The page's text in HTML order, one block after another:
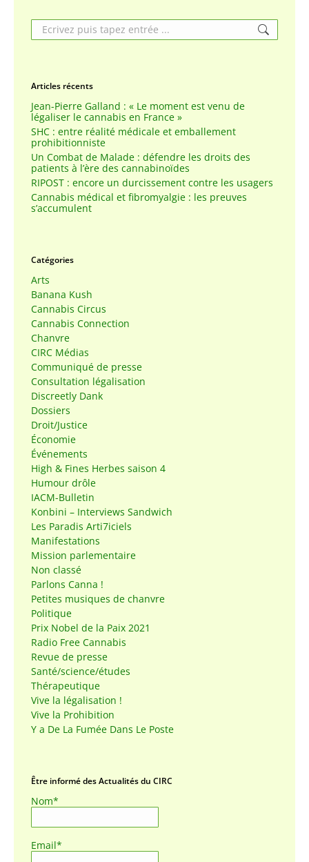
Search:
Articles récents
Jean-Pierre Galland : « Le moment est venu de
légaliser le cannabis en France »
SHC : entre réalité médicale et emballement
prohibitionniste
Un Combat de Malade : défendre les droits des
patients à l’ère des cannabinoïdes
RIPOST : encore un durcissement contre les usagers
Cannabis médical et fibromyalgie : les preuves
s’accumulent
Catégories
Arts
Banana Kush
Cannabis Circus
Cannabis Connection
Chanvre
CIRC Médias
Communiqué de presse
Consultation légalisation
Discreetly Dank
Dossiers
Droit/Justice
Économie
Événements
High & Fines Herbes saison 4
Humour drôle
IACM-Bulletin
Konbini – Interviews Sandwich
Les Paradis Arti7iciels
Manifestations
Mission parlementaire
Non classé
Parlons Canna !
Petites musiques de chanvre
Politique
Prix Nobel de la Paix 2021
Radio Free Cannabis
Revue de presse
Santé/science/études
Thérapeutique
Vive la légalisation !
Vive la Prohibition
Y a De La Fumée Dans Le Poste
Être informé des Actualités du CIRC
Nom*
Email*